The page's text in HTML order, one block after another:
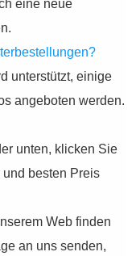
eine neue
unterstützt, einige
angeboten werden.
unten, klicken Sie
besten Preis
Web finden
an uns senden,